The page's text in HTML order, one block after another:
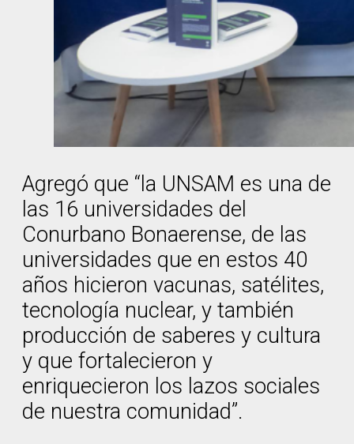
Agregó que “la UNSAM es una de
las 16 universidades del
Conurbano Bonaerense, de las
universidades que en estos 40
años hicieron vacunas, satélites,
tecnología nuclear, y también
producción de saberes y cultura
y que fortalecieron y
enriquecieron los lazos sociales
de nuestra comunidad”.